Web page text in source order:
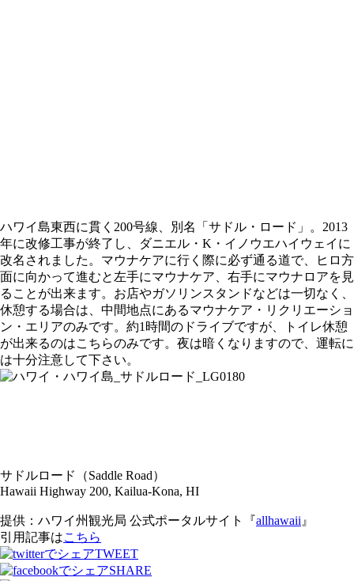
ハワイ島東西に貫く200号線、別名「サドル・ロード」。2013
年に改修工事が終了し、ダニエル・K・イノウエハイウェイに
改名されました。マウナケアに行く際に必ず通る道で、ヒロ方
面に向かって進むと左手にマウナケア、右手にマウナロアを見
ることが出来ます。お店やガソリンスタンドなどは一切なく、
休憩する場合は、中間地点にあるマウナケア・リクリエーショ
ン・エリアのみです。約1時間のドライブですが、トイレ休憩
が出来るのはこちらのみです。夜は暗くなりますので、運転に
は十分注意して下さい。
サドルロード（Saddle Road）
Hawaii Highway 200, Kailua-Kona, HI
提供：ハワイ州観光局 公式ポータルサイト『allhawaii 』
引用記事はこちら
TWEET
SHARE